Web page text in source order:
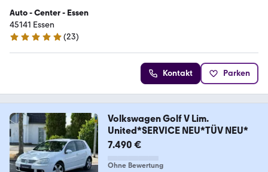
Auto - Center - Essen
45141 Essen
5 Sterne
(23)
Kontakt Parken
Volkswagen Golf V Lim.
United*SERVICE NEU*TÜV NEU*
7.490 €
Ohne Bewertung